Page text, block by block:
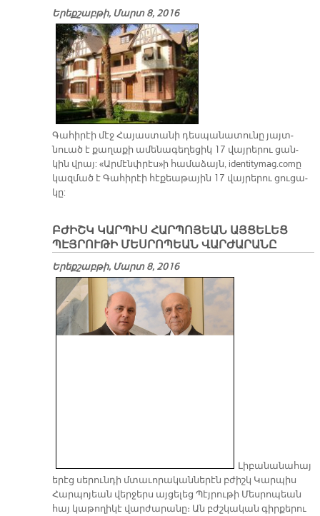
Երեքշաբթի, Մարտ 8, 2016
Գա­հի­րէի մէջ Հա­յաս­տա­նի դես­պա­նա­տու­նը յայտ­
նուած է քա­ղա­քի ա­մե­նա­գե­ղե­ցիկ 17 վայ­րե­րու ցան­
կին վրայ: «Ար­մէնփ­րէս»ի հա­մա­ձայն, identity­mag.com­ը
կազ­մած է Գա­հի­րէի հէ­քեա­թա­յին 17 վայ­րե­րու ցու­ցա­
կը:
ԲԺԻՇԿ ԿԱՐՊԻՍ ՀԱՐՊՈՅԵԱՆ ԱՅՑԵԼԵՑ
ՊԷՅՐՈՒԹԻ ՄԵՍՐՈՊԵԱՆ ՎԱՐԺԱՐԱՆԸ
Երեքշաբթի, Մարտ 8, 2016
Լի­բա­նա­նա­հայ
ե­րէց սե­րուն­դի մտա­ւո­րա­կան­նե­րէն բժիշկ Կար­պիս
Հար­պո­յեան վեր­ջերս այ­ցե­լեց Պէյ­րու­թի Մես­րո­պեան
հայ կա­թո­ղի­կէ վար­ժա­րա­նը։ Ան բժշկա­կան գիր­քե­րու